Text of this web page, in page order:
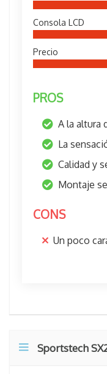
Consola LCD
Precio
PROS
A la altura
La
Calidad y
Montaje
CONS
Un poco
Sportstech